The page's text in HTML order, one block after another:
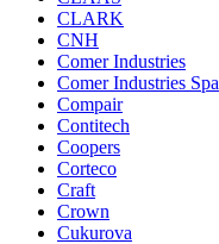
CLARK
CNH
Comer Industries
Comer Industries Spa
Compair
Contitech
Coopers
Corteco
Craft
Crown
Cukurova